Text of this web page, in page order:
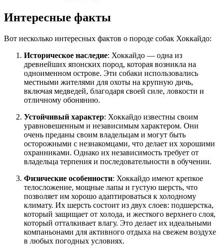
Интересные факты
Вот несколько интересных фактов о породе собак Хоккайдо:
Историческое наследие: Хоккайдо — одна из
древнейших японских пород, которая возникла на
одноименном острове. Эти собаки использовались
местными жителями для охоты на крупную дичь,
включая медведей, благодаря своей силе, ловкости и
отличному обонянию.
Устойчивый характер: Хоккайдо известны своим
уравновешенным и независимым характером. Они
очень преданы своим владельцам и могут быть
осторожными с незнакомцами, что делает их хорошими
охранниками. Однако их независимость требует от
владельца терпения и последовательности в обучении.
Физические особенности: Хоккайдо имеют крепкое
телосложение, мощные лапы и густую шерсть, что
позволяет им хорошо адаптироваться к холодному
климату. Их шерсть состоит из двух слоев: подшерстка,
который защищает от холода, и жесткого верхнего слоя,
который отталкивает влагу. Это делает их идеальными
компаньонами для активного отдыха на свежем воздухе
в любых погодных условиях.